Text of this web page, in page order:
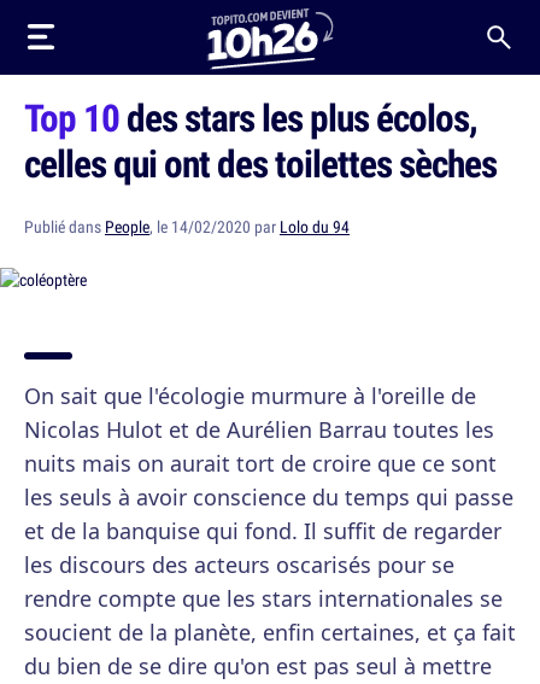
Top 10des stars les plus écolos,
celles qui ont des toilettes sèches
Publié dans People, le 14/02/2020 par Lolo du 94
On sait que l'écologie murmure à l'oreille de
Nicolas Hulot et de Aurélien Barrau toutes les
nuits mais on aurait tort de croire que ce sont
les seuls à avoir conscience du temps qui passe
et de la banquise qui fond. Il suffit de regarder
les discours des acteurs oscarisés pour se
rendre compte que les stars internationales se
soucient de la planète, enfin certaines, et ça fait
du bien de se dire qu'on est pas seul à mettre